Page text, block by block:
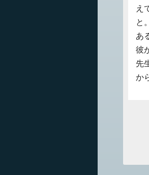
え
と
あ
彼
先
か